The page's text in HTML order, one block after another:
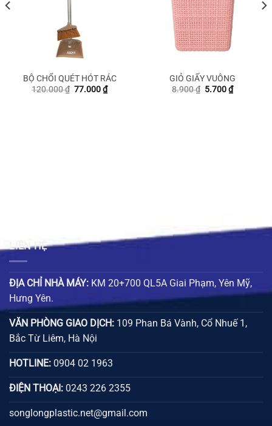
BỘ CHỔI QUÉT HÓT RÁC
120.000₫ Giá
77.000₫Giá
hiện
GIỎ GIẤY VUÔNG
8.900₫ Giá
5.700₫Giá
hiện
LIÊN HỆ
ĐỊA CHỈ NHÀ MÁY: KM 20+700 QL5A Giai Phạm, Yên Mỹ,
Hưng Yên.
VĂN PHÒNG GIAO DỊCH: 109 Phan Bá Vành, Cổ Nhuế 1,
Bắc Từ Liêm, Hà Nội
HOTLINE: 0904 02 1963
ĐIỆN THOẠI: 0243 226 2355
songlongplastic.net@gmail.com